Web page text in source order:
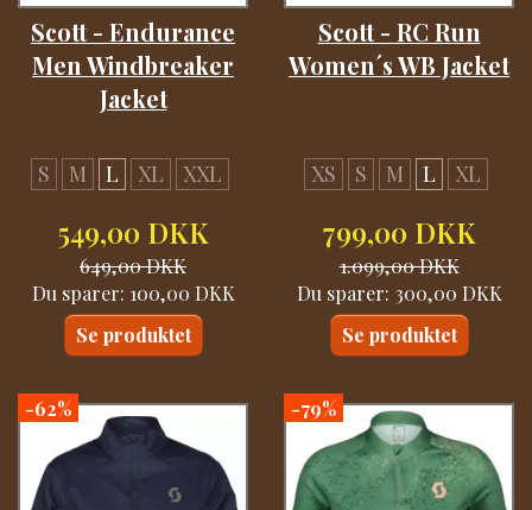
Scott - Endurance
Men Windbreaker
Jacket
S M L XL XXL
549,00 DKK
649,00 DKK
Du sparer: 100,00 DKK
Se produktet
Scott - RC Run
Women´s WB Jacket
XS S M L XL
799,00 DKK
1.099,00 DKK
Du sparer: 300,00 DKK
Se produktet
-62% -79%